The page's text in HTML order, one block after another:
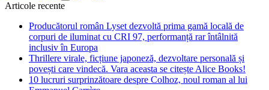
Articole recente
Producătorul român Lyset dezvoltă prima gamă locală de
corpuri de iluminat cu CRI 97, performanță rar întâlnită
inclusiv în Europa
Thrillere virale, ficțiune japoneză, dezvoltare personală și
povești care vindecă. Vara aceasta se citește Alice Books!
10 lucruri surprinzătoare despre Colhoz, noul roman al lui